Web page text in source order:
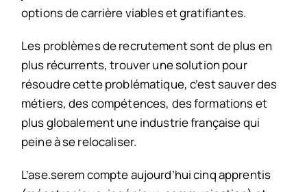
options de carrière viables et gratifiantes.
Les problèmes de recrutement sont de plus en
plus récurrents, trouver une solution pour
résoudre cette problématique, c’est sauver des
métiers, des compétences, des formations et
plus globalement une industrie française qui
peine à se relocaliser.
L’ase.serem compte aujourd’hui cinq apprentis